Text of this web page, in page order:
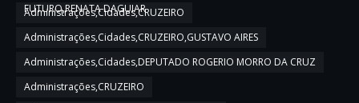
FUTURO,RENATA DAGUIAR
Administrações,Cidades,CRUZEIRO
Administrações,Cidades,CRUZEIRO,GUSTAVO AIRES
Administrações,Cidades,DEPUTADO ROGERIO MORRO DA CRUZ
Administrações,CRUZEIRO